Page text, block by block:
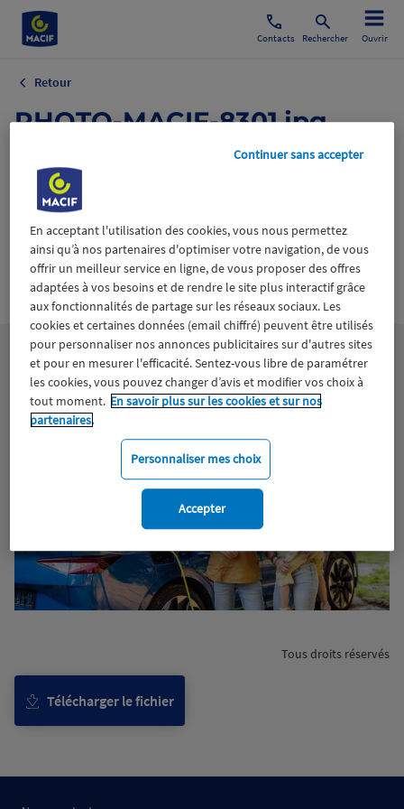
Contacts Rechercher Ouvrir
Retour
PHOTO-MACIF-8301.jpg
Certifié avec Wiztrust
trusted
sources
Télécharger le fichier
Tous droits réservés
En acceptant l'utilisation des cookies, vous nous permettez
ainsi qu’à nos partenaires d'optimiser votre navigation, de vous
offrir un meilleur service en ligne, de vous proposer des offres
adaptées à vos besoins et de rendre le site plus interactif grâce
aux fonctionnalités de partage sur les réseaux sociaux. Les
cookies et certaines données (email chiffré) peuvent être utilisés
pour personnaliser nos annonces publicitaires sur d'autres sites
et pour en mesurer l'efficacité. Sentez-vous libre de paramétrer
les cookies, vous pouvez changer d’avis et modifier vos choix à
tout moment. En savoir plus sur les cookies et sur nos
partenaires.
Personnaliser mes choix
Continuer sans accepter
Accepter